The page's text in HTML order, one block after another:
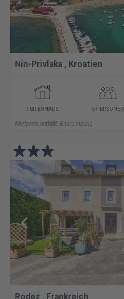
Nin-Privlaka , Kroatien
FERIENHAUS 5 PERSONEN
Mietpreis enthält: Endreinigung
Rodez , Frankreich